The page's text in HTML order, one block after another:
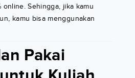
online. Sehingga, jika kamu
kamu bisa menggunakan
Pakai